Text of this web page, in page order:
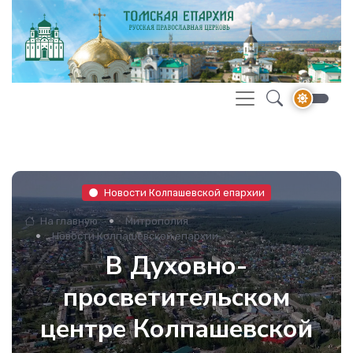
Новости Колпашевской епархии
На главную
Митрополия
Новости Колпашевской епархии
В Духовно-
просветительском
центре Колпашевской